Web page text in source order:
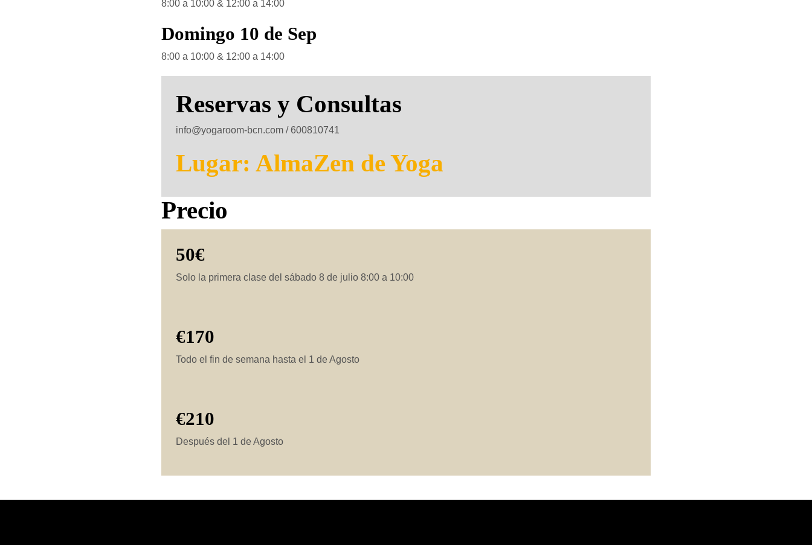
8:00 a 10:00 & 12:00 a 14:00
Domingo 10 de Sep
8:00 a 10:00 & 12:00 a 14:00
Reservas y Consultas
info@yogaroom-bcn.com / 600810741
Lugar: AlmaZen de Yoga
Precio
50€
Solo la primera clase del sábado 8 de julio 8:00 a 10:00
€170
Todo el fin de semana hasta el 1 de Agosto
€210
Después del 1 de Agosto